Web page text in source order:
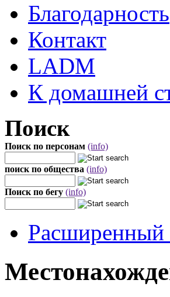
Благодарность
Контакт
LADM
К домашней
Поиск
Поиск по персонам (info)
поиск по общества (info)
Поиск по бегу (info)
Расширенный